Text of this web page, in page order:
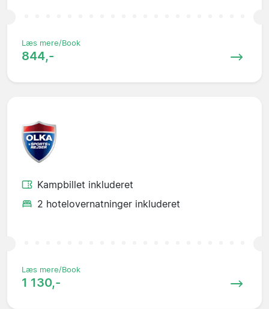
Læs mere/Book
844,-
Kampbillet inkluderet
2 hotelovernatninger inkluderet
Læs mere/Book
1 130,-